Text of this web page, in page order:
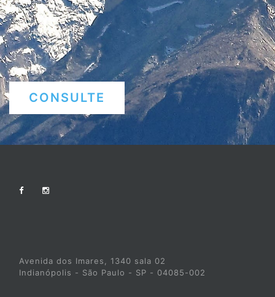
CONSULTE
Avenida dos Imares, 1340 sala 02
Indianópolis - São Paulo - SP - 04085-002